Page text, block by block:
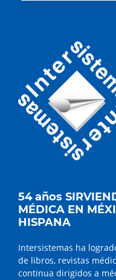
54 años
MÉDICA EN
HISPANA
Intersistemas ha
de libros, revistas
continua dirigidos a